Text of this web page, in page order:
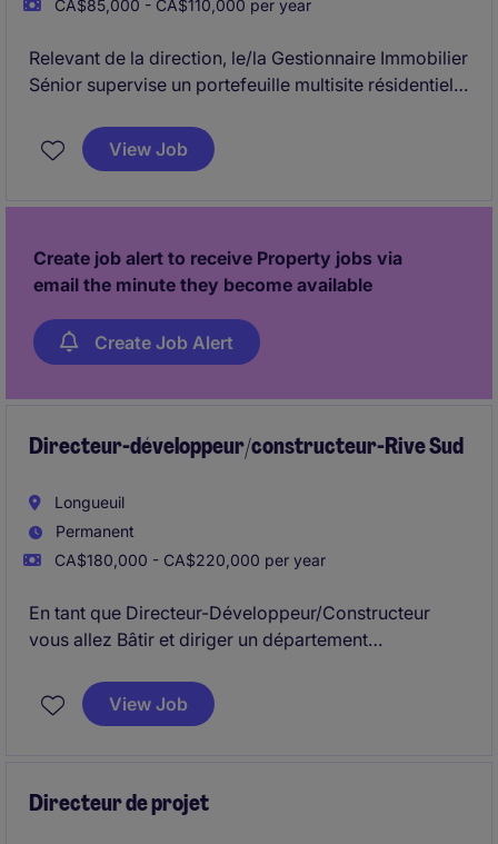
CA$85,000 - CA$110,000 per year
Relevant de la direction, le/la Gestionnaire Immobilier
Sénior supervise un portefeuille multisite résidentiel
les opérations, la performance financière et
l'expérience locataire.
environnement axé sur l'excellence opérationnelle.
View Job
Create job alert to receive Property jobs via
email the minute they become available
Create Job Alert
Directeur-développeur/constructeur-Rive Sud
Longueuil
Permanent
CA$180,000 - CA$220,000 per year
En tant que Directeur-Développeur/Constructeur
vous allez Bâtir et diriger un département
développant les équipes, standardisant les
processus et assurant une exécution prévisible des
View Job
Directeur de projet